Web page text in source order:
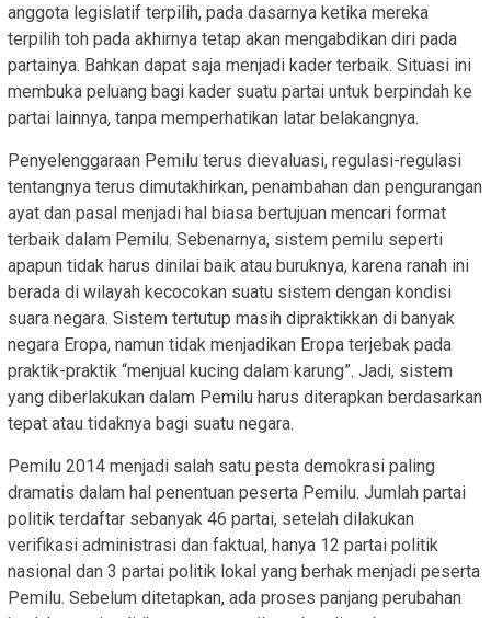
anggota legislatif terpilih, pada dasarnya ketika mereka
terpilih toh pada akhirnya tetap akan mengabdikan diri pada
partainya. Bahkan dapat saja menjadi kader terbaik. Situasi ini
membuka peluang bagi kader suatu partai untuk berpindah ke
partai lainnya, tanpa memperhatikan latar belakangnya.
Penyelenggaraan Pemilu terus dievaluasi, regulasi-regulasi
tentangnya terus dimutakhirkan, penambahan dan pengurangan
ayat dan pasal menjadi hal biasa bertujuan mencari format
terbaik dalam Pemilu. Sebenarnya, sistem pemilu seperti
apapun tidak harus dinilai baik atau buruknya, karena ranah ini
berada di wilayah kecocokan suatu sistem dengan kondisi
suara negara. Sistem tertutup masih dipraktikkan di banyak
negara Eropa, namun tidak menjadikan Eropa terjebak pada
praktik-praktik “menjual kucing dalam karung”. Jadi, sistem
yang diberlakukan dalam Pemilu harus diterapkan berdasarkan
tepat atau tidaknya bagi suatu negara.
Pemilu 2014 menjadi salah satu pesta demokrasi paling
dramatis dalam hal penentuan peserta Pemilu. Jumlah partai
politik terdaftar sebanyak 46 partai, setelah dilakukan
verifikasi administrasi dan faktual, hanya 12 partai politik
nasional dan 3 partai politik lokal yang berhak menjadi peserta
Pemilu. Sebelum ditetapkan, ada proses panjang perubahan